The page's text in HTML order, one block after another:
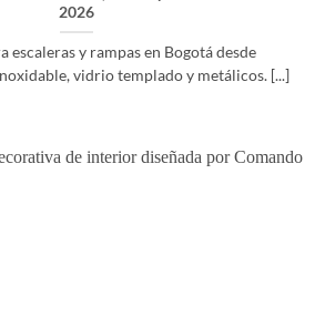
2026
escaleras y rampas en Bogotá desde
vidrio templado y metálicos. [...]